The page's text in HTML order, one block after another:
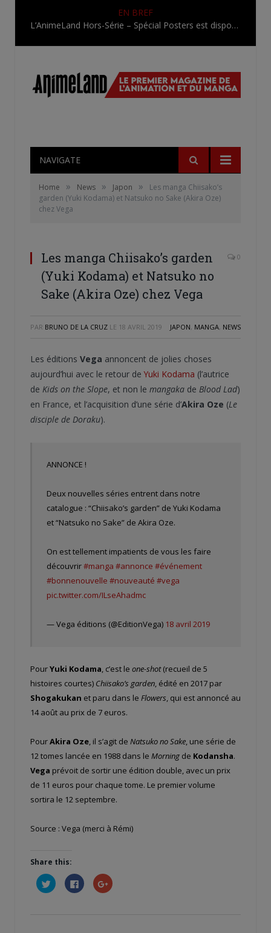
EN BREF
L’AnimeLand Hors-Série – Spécial Posters est disponible !
NAVIGATE
Home » News » Japon »
Les manga Chiisako’s
garden (Yuki Kodama) et Natsuko no Sake (Akira Oze)
chez Vega
Les manga Chiisako’s garden
(Yuki Kodama) et Natsuko no
Sake (Akira Oze) chez Vega
0
PAR BRUNO DE LA CRUZ LE 18 AVRIL 2019 JAPON, MANGA, NEWS
Les éditions Vega annoncent de jolies choses
aujourd’hui avec le retour deYuki Kodama (l’autrice
de Kids on the Slope, et non le mangaka de Blood Lad)
en France, et l’acquisition d’une série d’Akira Oze (Le
disciple de Doraku).
ANNONCE !
Deux nouvelles séries entrent dans notre
catalogue : “Chiisako’s garden” de Yuki Kodama
et “Natsuko no Sake” de Akira Oze.
On est tellement impatients de vous les faire
découvrir#manga #annonce #événement
#bonnenouvelle #nouveauté #vega
pic.twitter.com/ILseAhadmc
— Vega éditions (@EditionVega) 18 avril 2019
PourYuki Kodama, c’est le one-shot(recueil de 5
histoires courtes) Chiisako’s garden, édité en 2017 par
Shogakukan et paru dans le Flowers, qui est annoncé au
14 août au prix de 7 euros.
PourAkira Oze, il s’agit de Natsuko no Sake, une série de
12 tomes lancée en 1988 dans le Morning de Kodansha.
Vega prévoit de sortir une édition double, avec un prix
de 11 euros pour chaque tome. Le premier volume
sortira le 12 septembre.
Source : Vega (merci à Rémi)
Share this:
Cliquez
pour
partager
Cliquez
pour
partager
Cliquez
pour